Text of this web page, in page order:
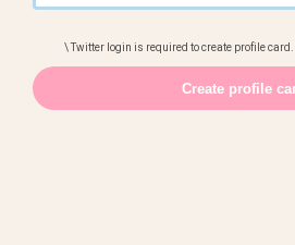
\ Twitter login is required to create profile